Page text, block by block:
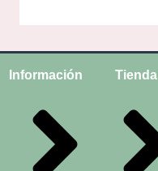
Información Tienda